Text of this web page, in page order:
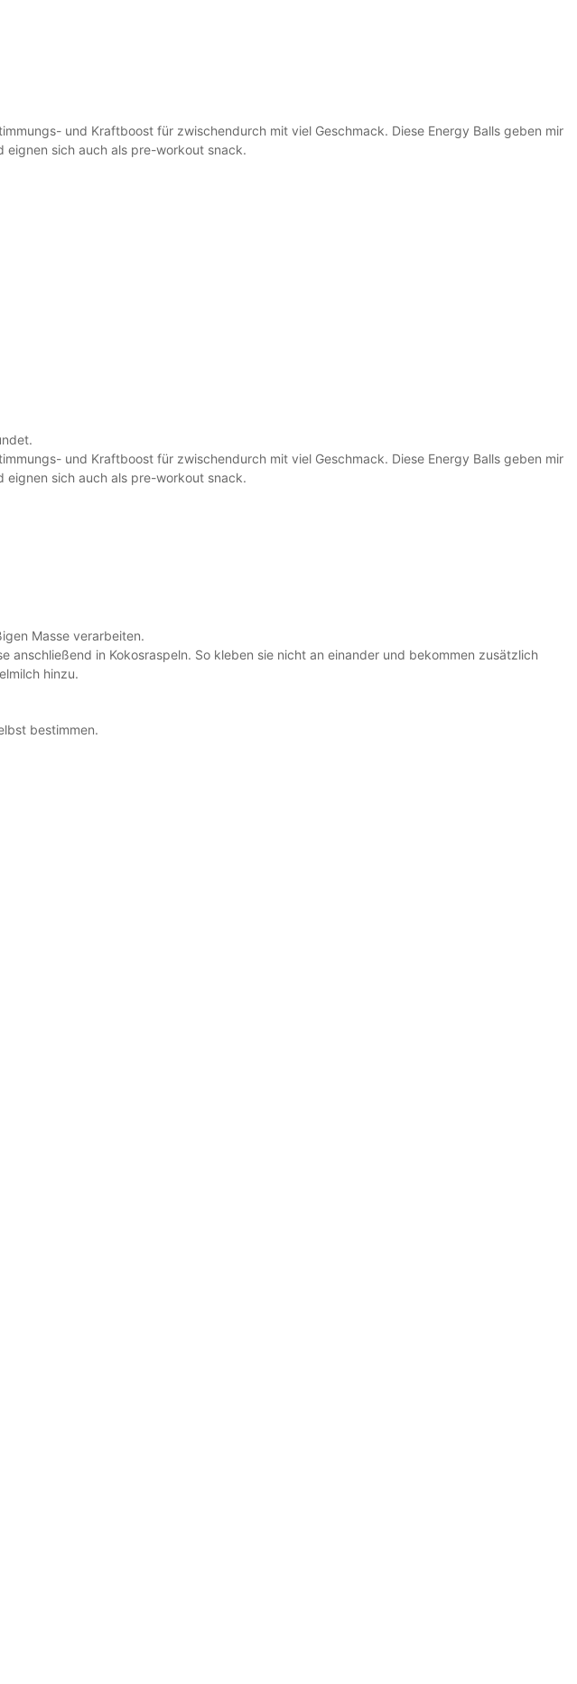
und Kraftboost für zwischendurch mit viel Geschmack. Diese Energy Balls geben mir
eignen sich auch als pre-workout snack.
und Kraftboost für zwischendurch mit viel Geschmack. Diese Energy Balls geben mir
eignen sich auch als pre-workout snack.
Masse verarbeiten.
in Kokosraspeln. So kleben sie nicht an einander und bekommen zusätzlich
hinzu.
bestimmen.